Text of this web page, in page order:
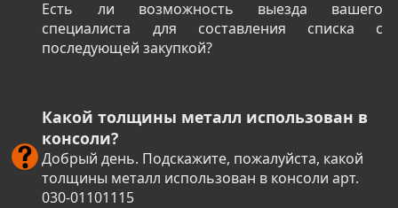
Есть ли возможность выезда вашего
специалиста для составления списка с
последующей закупкой?
Какой толщины металл использован в
консоли?
Добрый день. Подскажите, пожалуйста, какой
толщины металл использован в консоли арт.
030-01101115